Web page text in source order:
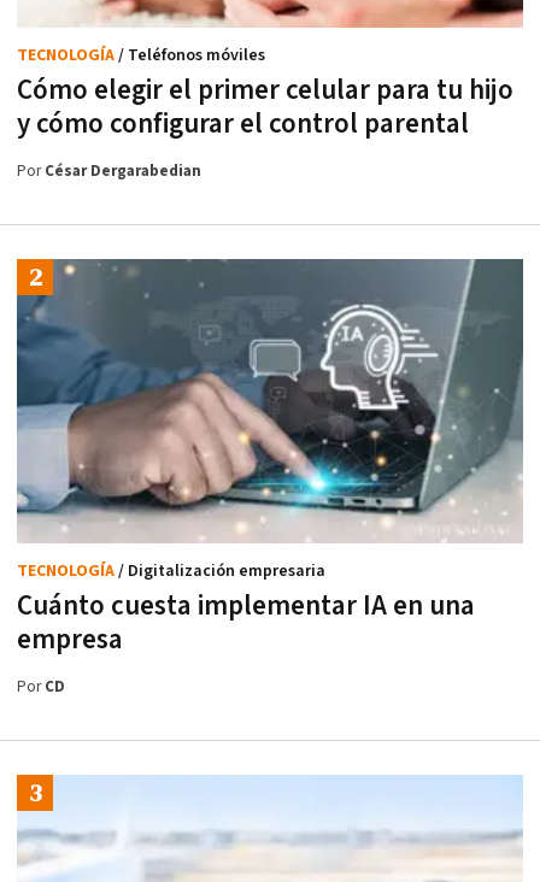
Cómo elegir el primer celular para tu hijo
y cómo configurar el control parental
TECNOLOGÍA/ Teléfonos móviles
PorCésar Dergarabedian
Cuánto cuesta implementar IA en una
empresa
TECNOLOGÍA/ Digitalización empresaria
PorCD